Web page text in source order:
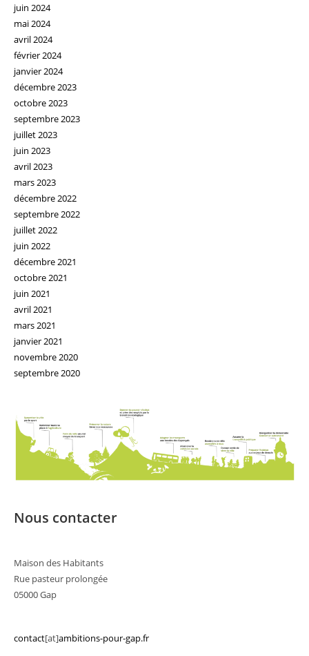
juin 2024
mai 2024
avril 2024
février 2024
janvier 2024
décembre 2023
octobre 2023
septembre 2023
juillet 2023
juin 2023
avril 2023
mars 2023
décembre 2022
septembre 2022
juillet 2022
juin 2022
décembre 2021
octobre 2021
juin 2021
avril 2021
mars 2021
janvier 2021
novembre 2020
septembre 2020
Nous contacter
Maison des Habitants
Rue pasteur prolongée
05000 Gap
contact[at]ambitions-pour-gap.fr